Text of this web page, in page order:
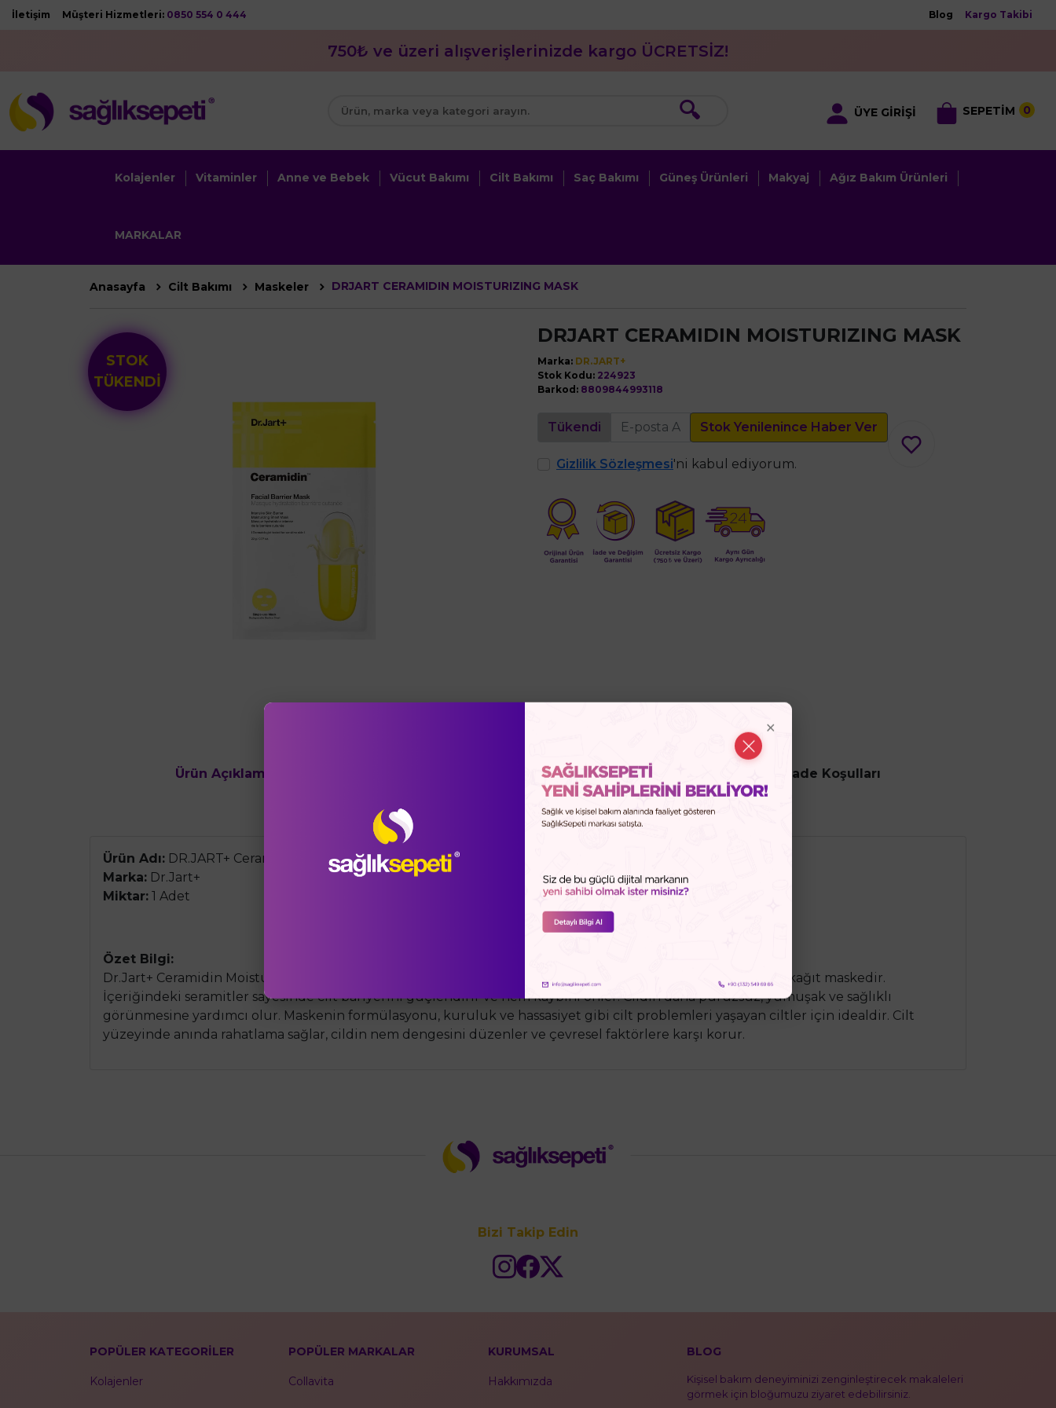
İletişim Müşteri Hizmetleri: 0850 554 0 444 Blog Kargo Takibi
750₺ ve üzeri alışverişlerinizde kargo ÜCRETSİZ!
🔍 ÜYE GİRİŞİ SEPETİM 0
Kolajenler Vitaminler Anne ve Bebek Vücut Bakımı Cilt Bakımı Saç Bakımı Güneş Ürünleri Makyaj Ağız Bakım Ürünleri
MARKALAR
Anasayfa Cilt Bakımı Maskeler DRJART CERAMIDIN MOISTURIZING MASK
STOK
TÜKENDİ
DRJART CERAMIDIN MOISTURIZING MASK
Marka: DR.JART+
Stok Kodu: 224923
Barkod: 8809844993118
Tükendi Stok Yenilenince Haber Ver
Gizlilik Sözleşmesi'ni kabul ediyorum.
Ürün Açıklaması Soru-Cevap (0)Sağlık Sepeti Güvencesi İptal ve İade Koşulları
Ürün Adı: DR.JART+ Ceramidin Moisturizing Mask
Marka: Dr.Jart+
Miktar: 1 Adet
Özet Bilgi:
Dr.Jart+ Ceramidin Moisturizing Mask, cildi derinlemesine nemlendirip besleyen, yoğun bakım sağlayan bir kağıt maskedir.
İçeriğindeki seramitler sayesinde cilt bariyerini güçlendirir ve nem kaybını önler. Cildin daha pürüzsüz, yumuşak ve sağlıklı
görünmesine yardımcı olur. Maskenin formülasyonu, kuruluk ve hassasiyet gibi cilt problemleri yaşayan ciltler için idealdir. Cilt
yüzeyinde anında rahatlama sağlar, cildin nem dengesini düzenler ve çevresel faktörlere karşı korur.
Bizi Takip Edin
POPÜLER KATEGORİLER
Kolajenler
POPÜLER MARKALAR
Collavita
KURUMSAL
Hakkımızda
BLOG
Kişisel bakım deneyiminizi zenginleştirecek makaleleri
görmek için bloğumuzu ziyaret edebilirsiniz.